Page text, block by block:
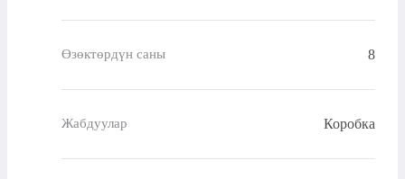
Өзөктөрдүн саны 8
Жабдуулар Коробка